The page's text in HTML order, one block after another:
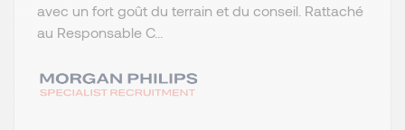
avec un fort goût du terrain et du conseil. Rattaché
au Responsable C...